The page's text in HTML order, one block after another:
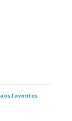
favoritos